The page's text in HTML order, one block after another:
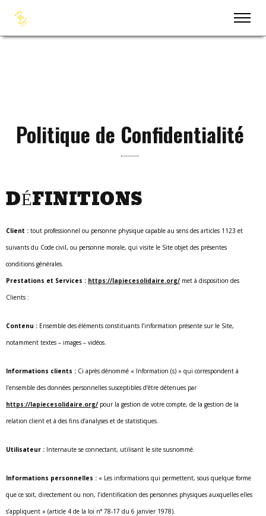
Politique de Confidentialité
DÉFINITIONS
Client : tout professionnel ou personne physique capable au sens des articles 1123 et
suivants du Code civil, ou personne morale, qui visite le Site objet des présentes
conditions générales.
Prestations et Services : https://lapiecesolidaire.org/ met à disposition des
Clients :
Contenu : Ensemble des éléments constituants l’information présente sur le Site,
notamment textes – images – vidéos.
Informations clients : Ci après dénommé « Information (s) » qui correspondent à
l’ensemble des données personnelles susceptibles d’être détenues par
https://lapiecesolidaire.org/ pour la gestion de votre compte, de la gestion de la
relation client et à des fins d’analyses et de statistiques.
Utilisateur : Internaute se connectant, utilisant le site susnommé.
Informations personnelles : « Les informations qui permettent, sous quelque forme
que ce soit, directement ou non, l’identification des personnes physiques auxquelles elles
s’appliquent » (article 4 de la loi n° 78-17 du 6 janvier 1978).